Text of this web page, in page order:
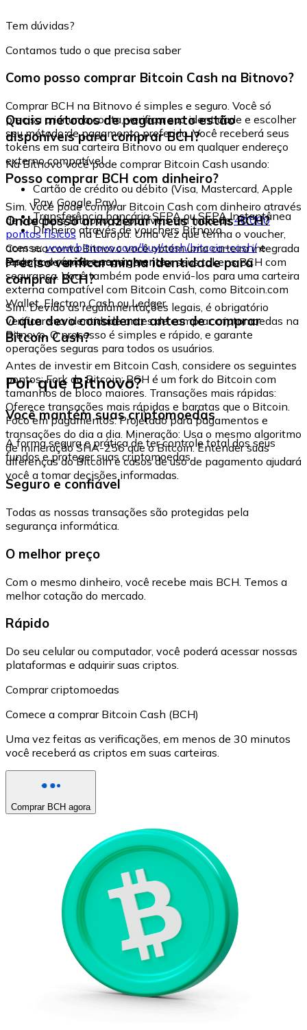
Tem dúvidas?
Contamos tudo o que precisa saber
Como posso comprar Bitcoin Cash na Bitnovo?
Comprar BCH na Bitnovo é simples e seguro. Você só
precisa criar uma conta, verificar sua identidade e escolher
seu método de pagamento preferido. Você receberá seus
tokens em sua carteira Bitnovo ou em qualquer endereço
externo compatível.
Quais métodos de pagamento estão
disponíveis para comprar BCH?
Na Bitnovo você pode comprar Bitcoin Cash usando:
Cartão de crédito ou débito (Visa, Mastercard, Apple
Pay, Google Pay)
Transferência bancária SEPA ou SEPA Instantânea
Dinheiro através de vouchers Bitnovo
Posso comprar BCH com dinheiro?
Sim. Você pode comprar Bitcoin Cash com dinheiro através
de vouchers Bitnovo, disponíveis em mais de40.000
pontos físicos na Europa. Uma vez que tenha o voucher,
acesse:www.bitnovo.com/buy/cash/bitcoin-cash/e
resgate-o rápida e seguramente.
Onde posso armazenar meus tokens BCH?
Com sua conta Bitnovo você obtém uma carteira integrada
onde pode armazenar e gerenciar seus tokens BCH com
segurança. Você também pode enviá-los para uma carteira
externa compatível com Bitcoin Cash, como Bitcoin.com
Wallet, Electron Cash ou Ledger.
Preciso verificar minha identidade para
comprar BCH?
Sim. Devido às regulamentações legais, é obrigatório
verificar sua identidade antes de comprar criptomoedas na
Bitnovo. O processo é simples e rápido, e garante
operações seguras para todos os usuários.
O que devo considerar antes de comprar
Bitcoin Cash?
Antes de investir em Bitcoin Cash, considere os seguintes
pontos: Fork do Bitcoin: BCH é um fork do Bitcoin com
tamanhos de bloco maiores. Transações mais rápidas:
Oferece transações mais rápidas e baratas que o Bitcoin.
Foco em pagamentos: Projetado para pagamentos e
transações do dia a dia. Mineração: Usa o mesmo algoritmo
de mineração SHA-256 que o Bitcoin. Entender suas
diferenças do Bitcoin e casos de uso de pagamento ajudará
você a tomar decisões informadas.
Por que Bitnovo?
Você mantém suas criptomoedas
A forma segura e prática de ter controle total dos seus
fundos e proteger suas criptomoedas.
Seguro e confiável
Todas as nossas transações são protegidas pela
segurança informática.
O melhor preço
Com o mesmo dinheiro, você recebe mais BCH. Temos a
melhor cotação do mercado.
Rápido
Do seu celular ou computador, você poderá acessar nossas
plataformas e adquirir suas criptos.
Comprar criptomoedas
Comece a comprar Bitcoin Cash (BCH)
Uma vez feitas as verificações, em menos de 30 minutos
você receberá as criptos em suas carteiras.
Comprar BCH agora